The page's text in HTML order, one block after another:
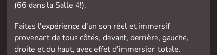
(66 dans la Salle 4!).
Faites l'expérience d'un son réel et immersif
provenant de tous côtés, devant, derrière, gauche,
droite et du haut, avec effet d'immersion totale.